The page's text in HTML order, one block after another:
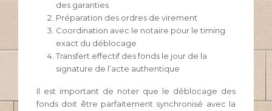
des garanties
Préparation des ordres de virement
Coordination avec le notaire pour le timing
exact du déblocage
Transfert effectif des fonds le jour de la
signature de l’acte authentique
Il est important de noter que le déblocage des
fonds doit être parfaitement synchronisé avec la